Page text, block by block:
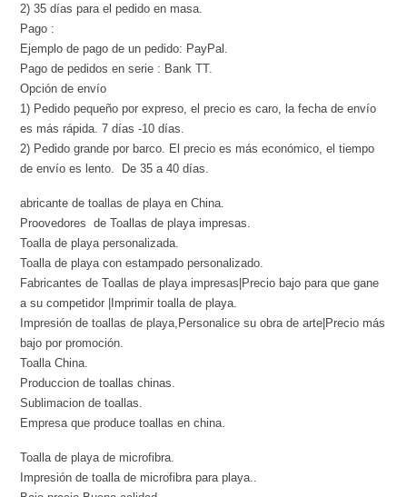
2) 35 días para el pedido en masa.
Pago :
Ejemplo de pago de un pedido: PayPal.
Pago de pedidos en serie : Bank TT.
Opción de envío
1) Pedido pequeño por expreso, el precio es caro, la fecha de envío
es más rápida. 7 días -10 días.
2) Pedido grande por barco. El precio es más económico, el tiempo
de envío es lento. De 35 a 40 días.
abricante de toallas de playa en China.
Proovedores de Toallas de playa impresas.
Toalla de playa personalizada.
Toalla de playa con estampado personalizado.
Fabricantes de Toallas de playa impresas|Precio bajo para que gane
a su competidor |Imprimir toalla de playa.
Impresión de toallas de playa,Personalice su obra de arte|Precio más
bajo por promoción.
Toalla China.
Produccion de toallas chinas.
Sublimacion de toallas.
Empresa que produce toallas en china.
Toalla de playa de microfibra.
Impresión de toalla de microfibra para playa..